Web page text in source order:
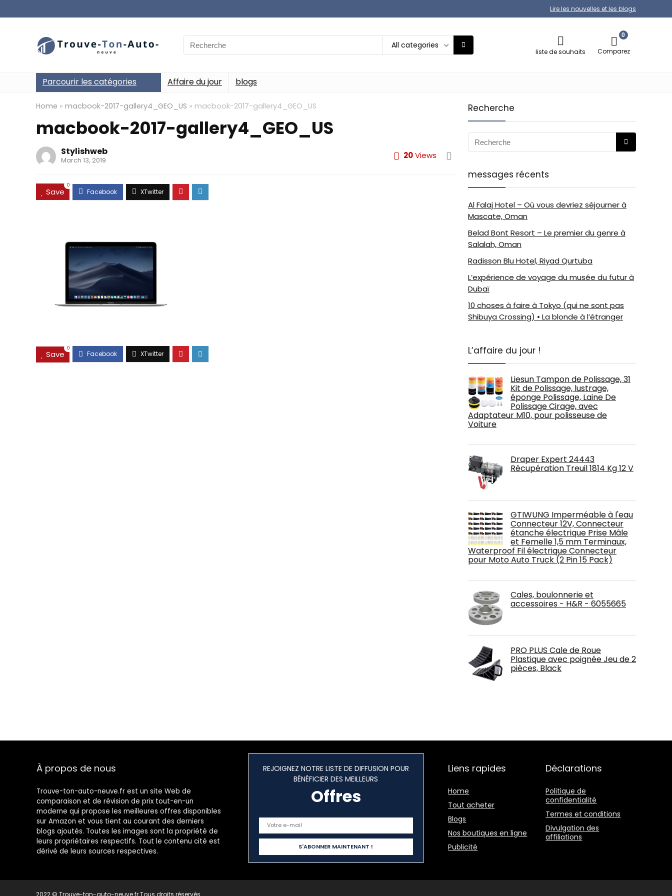
Lire les nouvelles et les blogs
Search
for:
All categories
liste de souhaits
0
Comparez
Parcourir les catégories Affaire du jour blogs
Home » macbook-2017-gallery4_GEO_US » macbook-2017-gallery4_GEO_US
macbook-2017-gallery4_GEO_US
Stylishweb
March 13, 2019 20Views
Save
0
Save
0
Recherche
messages récents
Al Falaj Hotel – Où vous devriez séjourner à
Mascate, Oman
Belad Bont Resort – Le premier du genre à
Salalah, Oman
Radisson Blu Hotel, Riyad Qurtuba
L’expérience de voyage du musée du futur à
Dubaï
10 choses à faire à Tokyo (qui ne sont pas
Shibuya Crossing) • La blonde à l’étranger
L’affaire du jour !
Liesun Tampon de Polissage, 31
Kit de Polissage, lustrage,
éponge Polissage, Laine De
Polissage Cirage, avec
Adaptateur M10, pour polisseuse de
Voiture
Draper Expert 24443
Récupération Treuil 1814 Kg 12 V
GTIWUNG Imperméable à l'eau
Connecteur 12V, Connecteur
étanche électrique Prise Mâle
et Femelle 1,5 mm Terminaux,
Waterproof Fil électrique Connecteur
pour Moto Auto Truck (2 Pin 15 Pack)
Cales, boulonnerie et
accessoires - H&R - 6055665
PRO PLUS Cale de Roue
Plastique avec poignée Jeu de 2
pièces, Black
À propos de nous
Trouve-ton-auto-neuve.fr est un site Web de
comparaison et de révision de prix tout-en-un
moderne qui propose les meilleures offres disponibles
sur Amazon et vous tient au courant des derniers
blogs ajoutés. Toutes les images sont la propriété de
leurs propriétaires respectifs. Tout le contenu cité est
dérivé de leurs sources respectives.
REJOIGNEZ NOTRE LISTE DE DIFFUSION POUR
BÉNÉFICIER DES MEILLEURS
Offres
Liens rapides
Home
Tout acheter
Blogs
Nos boutiques en ligne
Publicité
Déclarations
Politique de
confidentialité
Termes et conditions
Divulgation des
affiliations
2022 © Trouve-ton-auto-neuve.fr Tous droits réservés